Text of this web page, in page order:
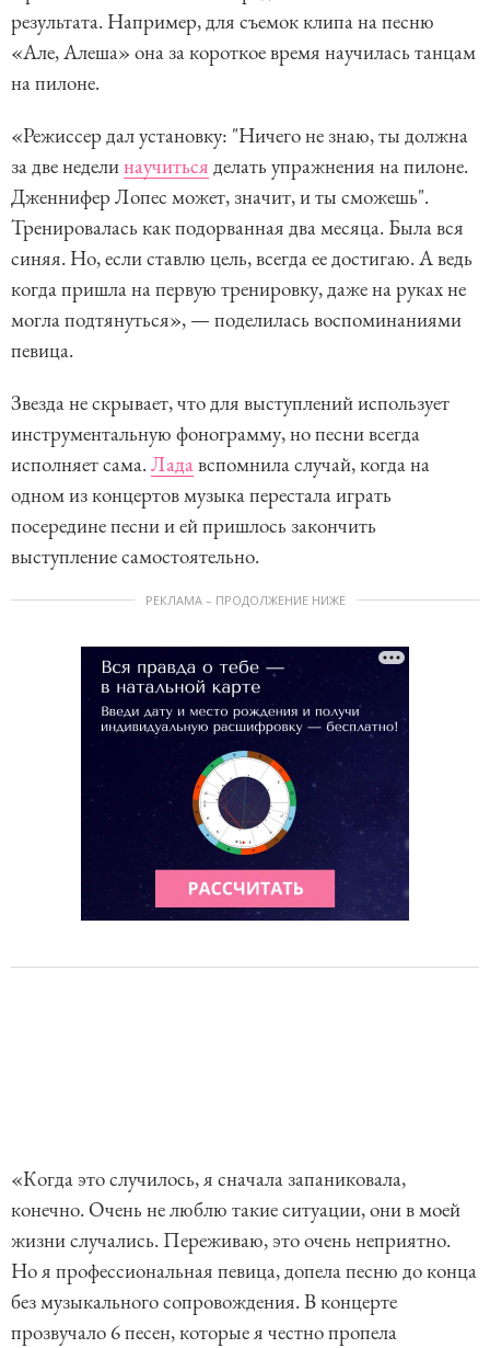
результата. Например, для съемок клипа на песню
«Але, Алеша» она за короткое время научилась танцам
на пилоне.
«Режиссер дал установку: "Ничего не знаю, ты должна
за две неделинаучиться делать упражнения на пилоне.
Дженнифер Лопес может, значит, и ты сможешь".
Тренировалась как подорванная два месяца. Была вся
синяя. Но, если ставлю цель, всегда ее достигаю. А ведь
когда пришла на первую тренировку, даже на руках не
могла подтянуться», — поделилась воспоминаниями
певица.
Звезда не скрывает, что для выступлений использует
инструментальную фонограмму, но песни всегда
исполняет сама. Ладавспомнила случай, когда на
одном из концертов музыка перестала играть
посередине песни и ей пришлось закончить
выступление самостоятельно.
РЕКЛАМА – ПРОДОЛЖЕНИЕ НИЖЕ
«Когда это случилось, я сначала запаниковала,
конечно. Очень не люблю такие ситуации, они в моей
жизни случались. Переживаю, это очень неприятно.
Но я профессиональная певица, допела песню до конца
без музыкального сопровождения. В концерте
прозвучало 6 песен, которые я честно пропела